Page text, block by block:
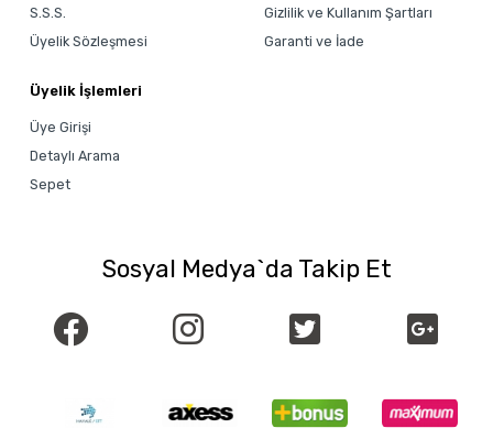
S.S.S.
Üyelik Sözleşmesi
Gizlilik ve Kullanım Şartları
Garanti ve İade
Üyelik İşlemleri
Üye Girişi
Detaylı Arama
Sepet
Sosyal Medya`da Takip Et